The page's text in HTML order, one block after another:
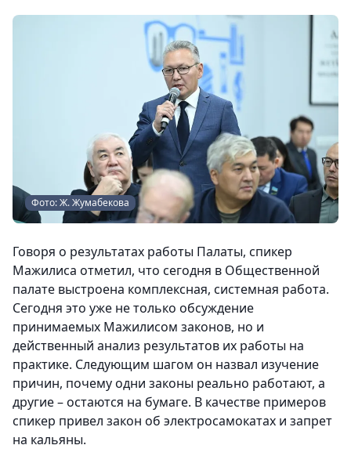
Фото: Ж. Жумабекова
Говоря о результатах работы Палаты, спикер
Мажилиса отметил, что сегодня в Общественной
палате выстроена комплексная, системная работа.
Сегодня это уже не только обсуждение
принимаемых Мажилисом законов, но и
действенный анализ результатов их работы на
практике. Следующим шагом он назвал изучение
причин, почему одни законы реально работают, а
другие – остаются на бумаге. В качестве примеров
спикер привел закон об электросамокатах и запрет
на кальяны.